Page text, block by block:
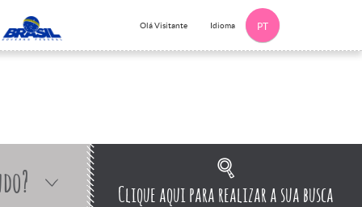
Olá Visitante Idioma PT
Clique aqui para realizar a sua busca